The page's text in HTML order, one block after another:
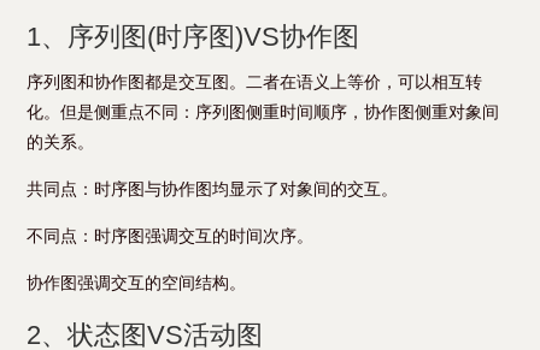
1、序列图(时序图)VS协作图
序列图和协作图都是交互图。二者在语义上等价，可以相互转
化。但是侧重点不同：序列图侧重时间顺序，协作图侧重对象间
的关系。
共同点：时序图与协作图均显示了对象间的交互。
不同点：时序图强调交互的时间次序。
协作图强调交互的空间结构。
2、状态图VS活动图